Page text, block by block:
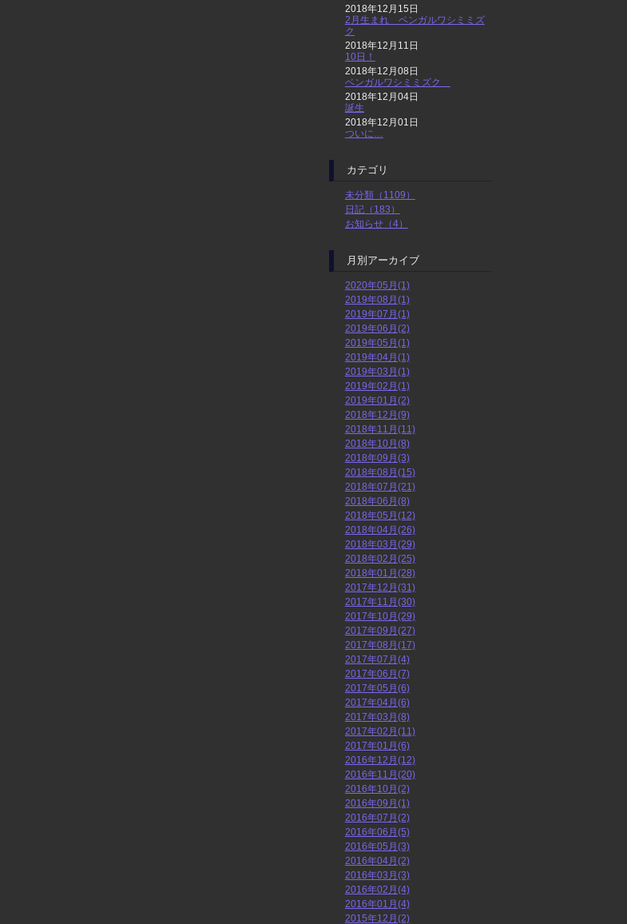
2018年12月15日
2月生まれ ベンガルワシミミズ
ク
2018年12月11日
10日！
2018年12月08日
ベンガルワシミミズク
2018年12月04日
誕生
2018年12月01日
ついに…
カテゴリ
未分類（1109）
日記（183）
お知らせ（4）
月別アーカイブ
2020年05月(1)
2019年08月(1)
2019年07月(1)
2019年06月(2)
2019年05月(1)
2019年04月(1)
2019年03月(1)
2019年02月(1)
2019年01月(2)
2018年12月(9)
2018年11月(11)
2018年10月(8)
2018年09月(3)
2018年08月(15)
2018年07月(21)
2018年06月(8)
2018年05月(12)
2018年04月(26)
2018年03月(29)
2018年02月(25)
2018年01月(28)
2017年12月(31)
2017年11月(30)
2017年10月(29)
2017年09月(27)
2017年08月(17)
2017年07月(4)
2017年06月(7)
2017年05月(6)
2017年04月(6)
2017年03月(8)
2017年02月(11)
2017年01月(6)
2016年12月(12)
2016年11月(20)
2016年10月(2)
2016年09月(1)
2016年07月(2)
2016年06月(5)
2016年05月(3)
2016年04月(2)
2016年03月(3)
2016年02月(4)
2016年01月(4)
2015年12月(2)